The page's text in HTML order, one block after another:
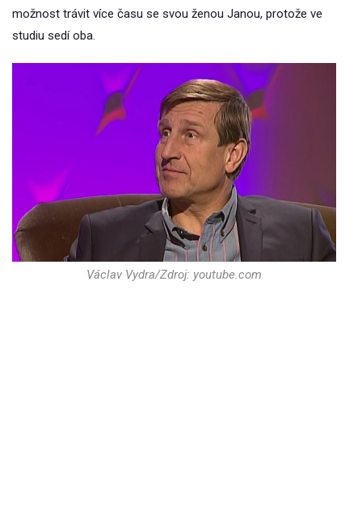
možnost trávit více času se svou ženou Janou, protože ve
studiu sedí oba.
Václav Vydra/Zdroj: youtube.com